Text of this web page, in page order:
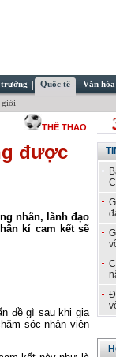
Quốc tế Văn hóa
giới
THỂ THAO
được
nhân, lãnh đạo
kí cam kết sẽ
đề gì sau khi gia
sóc nhân viên